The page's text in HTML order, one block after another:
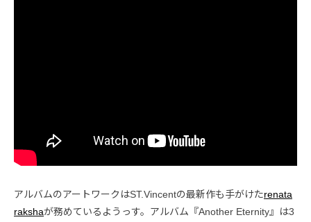
アルバムのアートワークはST.Vincentの最新作も手がけたrenata
rakshaが務めているようっす。アルバム『Another Eternity』は3